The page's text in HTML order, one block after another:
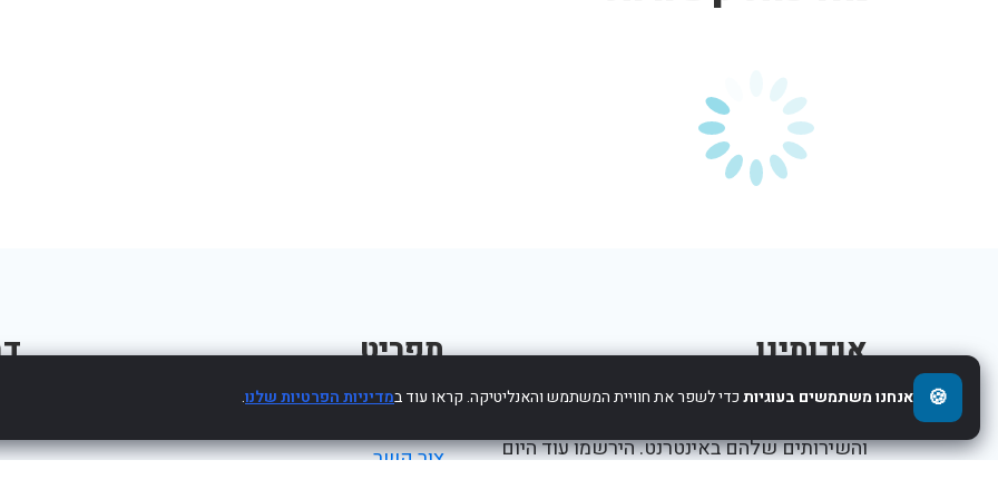
אודותינו
והשירותים שלהם באינטרנט. הירשמו עוד היום
תפריט
צור קשר
🍪 אנחנו משתמשים בעוגיותכדי לשפר את חוויית המשתמש והאנליטיקה. קראו עוד במדיניות הפרטיות שלנו.